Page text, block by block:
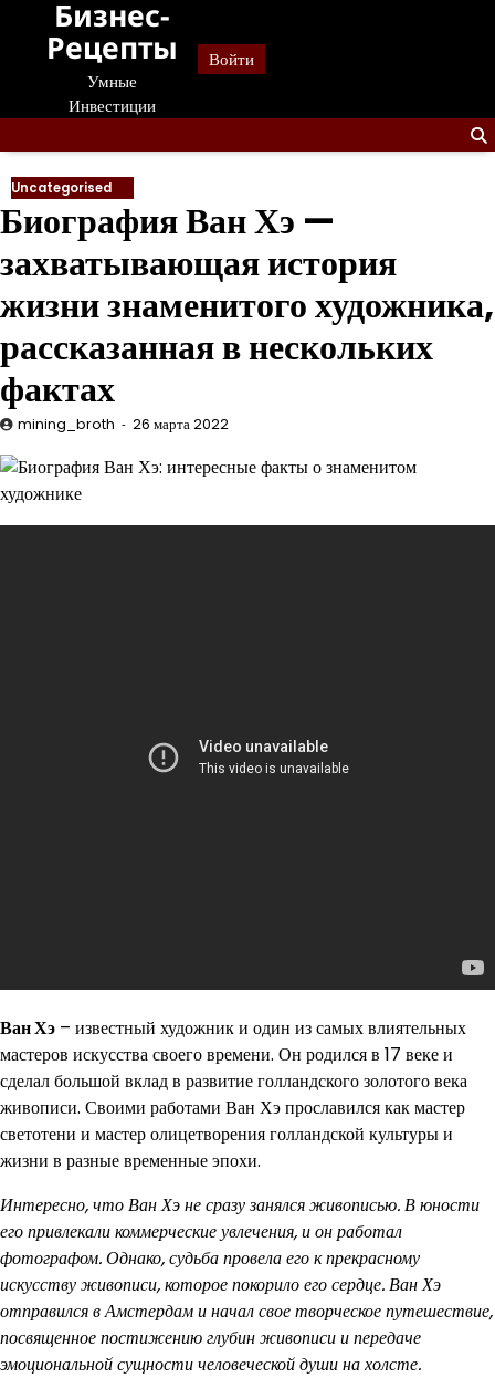
Перейти
содержанию
Бизнес-
Рецепты
Умные
Инвестиции
Войти
Uncategorised
Биография Ван Хэ —
захватывающая история
жизни знаменитого художника,
рассказанная в нескольких
фактах
mining_broth 26 марта 2022
Ван Хэ – известный художник и один из самых влиятельных
мастеров искусства своего времени. Он родился в 17 веке и
сделал большой вклад в развитие голландского золотого века
живописи. Своими работами Ван Хэ прославился как мастер
светотени и мастер олицетворения голландской культуры и
жизни в разные временные эпохи.
Интересно, что Ван Хэ не сразу занялся живописью. В юности
его привлекали коммерческие увлечения, и он работал
фотографом. Однако, судьба провела его к прекрасному
искусству живописи, которое покорило его сердце. Ван Хэ
отправился в Амстердам и начал свое творческое путешествие,
посвященное постижению глубин живописи и передаче
эмоциональной сущности человеческой души на холсте.